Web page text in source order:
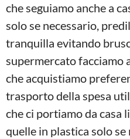
che seguiamo anche a
solo se necessario,
tranquilla evitando
supermercato facciamo
che acquistiamo
trasporto della spesa
che ci portiamo da casa
quelle in plastica solo